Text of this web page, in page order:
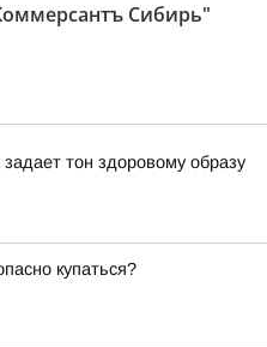
Сибирь"
тон здоровому образу
купаться?